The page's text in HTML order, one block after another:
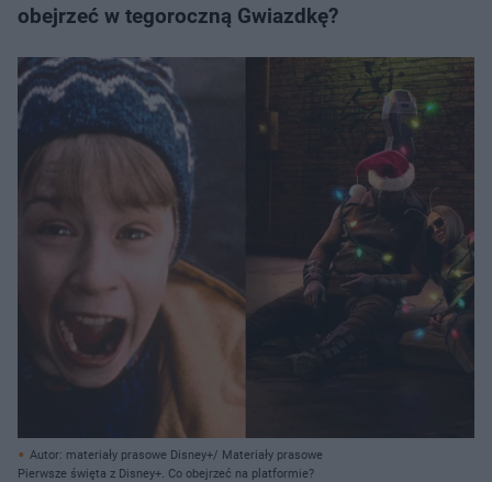
obejrzeć w tegoroczną Gwiazdkę?
Autor: materiały prasowe Disney+/ Materiały prasowe
Pierwsze święta z Disney+. Co obejrzeć na platformie?